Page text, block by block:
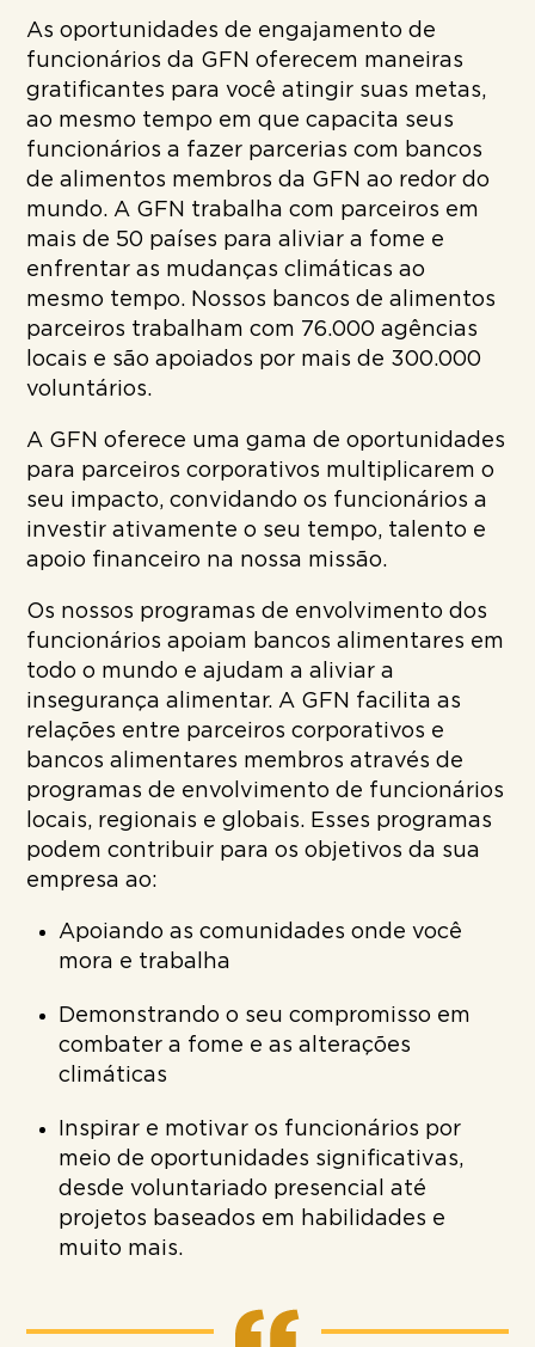
As oportunidades de engajamento de
funcionários da GFN oferecem maneiras
gratificantes para você atingir suas metas,
ao mesmo tempo em que capacita seus
funcionários a fazer parcerias com bancos
de alimentos membros da GFN ao redor do
mundo. A GFN trabalha com parceiros em
mais de 50 países para aliviar a fome e
enfrentar as mudanças climáticas ao
mesmo tempo. Nossos bancos de alimentos
parceiros trabalham com 76.000 agências
locais e são apoiados por mais de 300.000
voluntários.
A GFN oferece uma gama de oportunidades
para parceiros corporativos multiplicarem o
seu impacto, convidando os funcionários a
investir ativamente o seu tempo, talento e
apoio financeiro na nossa missão.
Os nossos programas de envolvimento dos
funcionários apoiam bancos alimentares em
todo o mundo e ajudam a aliviar a
insegurança alimentar. A GFN facilita as
relações entre parceiros corporativos e
bancos alimentares membros através de
programas de envolvimento de funcionários
locais, regionais e globais. Esses programas
podem contribuir para os objetivos da sua
empresa ao:
Apoiando as comunidades onde você
mora e trabalha
Demonstrando o seu compromisso em
combater a fome e as alterações
climáticas
Inspirar e motivar os funcionários por
meio de oportunidades significativas,
desde voluntariado presencial até
projetos baseados em habilidades e
muito mais.